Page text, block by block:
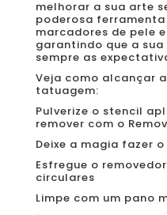
melhorar a sua arte
poderosa
marcadores de pele
garantindo que a
sempre as
Veja como alcançar
tatuagem:
Pulverize o stencil
remover com o
Deixe a magia fazer
Esfregue o
circulares
Limpe com um pano